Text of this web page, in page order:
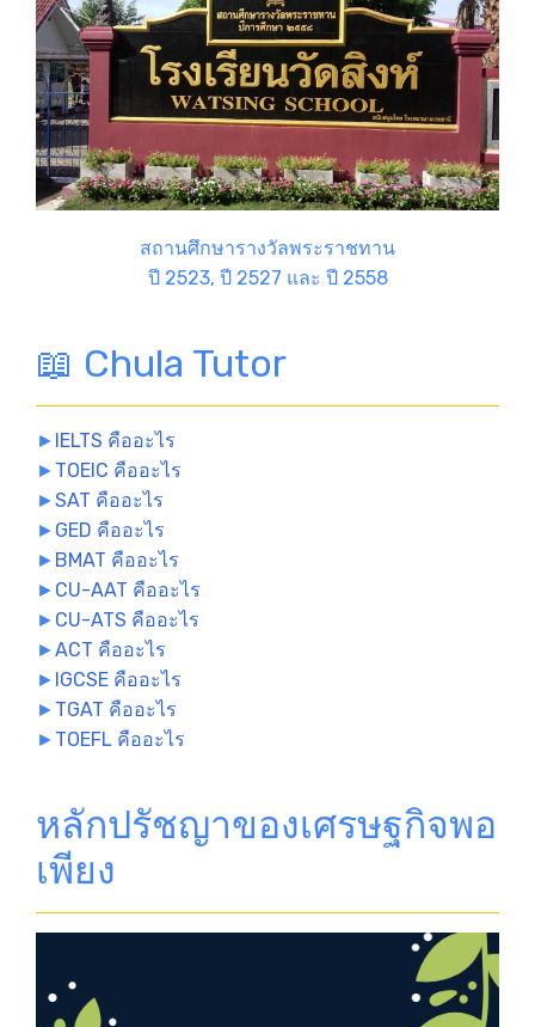
สถานศึกษารางวัลพระราชทาน
ปี 2523, ปี 2527 และ ปี 2558
📖 Chula Tutor
► IELTS คืออะไร
► TOEIC คืออะไร
►SAT คืออะไร
► GED คืออะไร
► BMAT คืออะไร
► CU-AAT คืออะไร
► CU-ATS คืออะไร
►ACT คืออะไร
► IGCSE คืออะไร
► TGAT คืออะไร
► TOEFL คืออะไร
หลักปรัชญาของเศรษฐกิจพอ
เพียง